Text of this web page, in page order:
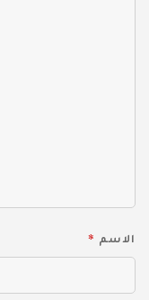
الاسم *